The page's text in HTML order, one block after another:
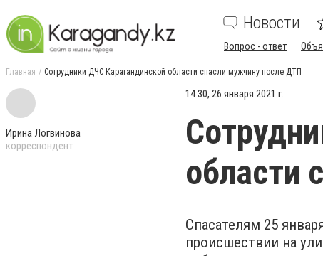
Новости
Вопрос - ответ
Главная Сотрудники ДЧС Карагандинской области спасли мужчину после ДТП
Ирина Логвинова
корреспондент
14:30, 26 января 2021 г.
области
Спасателям 25
происшествии на